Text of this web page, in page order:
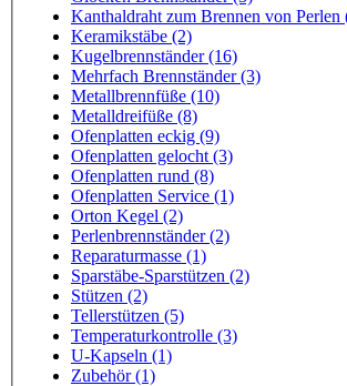
Kanthaldraht zum Brennen von Perlen
Keramikstäbe (2)
Kugelbrennständer (16)
Mehrfach Brennständer (3)
Metallbrennfüße (10)
Metalldreifüße (8)
Ofenplatten eckig (9)
Ofenplatten gelocht (3)
Ofenplatten rund (8)
Ofenplatten Service (1)
Orton Kegel (2)
Perlenbrennständer (2)
Reparaturmasse (1)
Sparstäbe-Sparstützen (2)
Stützen (2)
Tellerstützen (5)
Temperaturkontrolle (3)
U-Kapseln (1)
Zubehör (1)